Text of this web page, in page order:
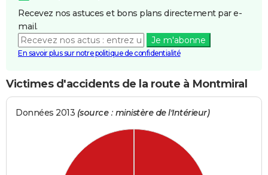
Recevez nos astuces et bons plans directement par e-
mail.
Je m'abonne
En savoir plus sur notre politique de confidentialité
Victimes d'accidents de la route à Montmiral
Données 2013 (source : ministère de l'Intérieur)